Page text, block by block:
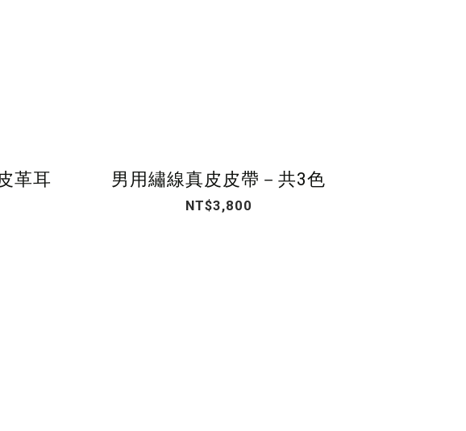
革耳
男用繡線真皮皮帶－共3色
NT$3,800